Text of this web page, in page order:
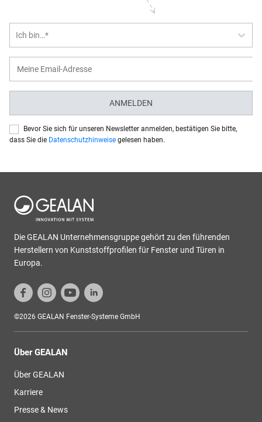
Ich bin…*
ANMELDEN
Bevor Sie sich für unseren Newsletter anmelden, bestätigen Sie bitte,
dass Sie die Datenschutzhinweise gelesen haben.
Die GEALAN Unternehmensgruppe gehört zu den führenden
Herstellern von Kunststoffprofilen für Fenster und Türen in
Europa.
©2026 GEALAN Fenster-Systeme GmbH
Über GEALAN
Über GEALAN
Karriere
Presse & News